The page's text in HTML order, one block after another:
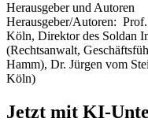
Herausgeber und Autoren
Herausgeber/Autoren:
Köln, Direktor des Soldan
(Rechtsanwalt,
Hamm), Dr. Jürgen vom
Köln)
Jetzt mit KI-